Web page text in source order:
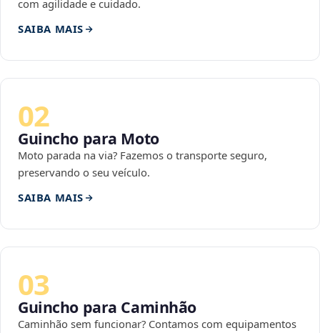
com agilidade e cuidado.
SAIBA MAIS
02
Guincho para Moto
Moto parada na via? Fazemos o transporte seguro,
preservando o seu veículo.
SAIBA MAIS
03
Guincho para Caminhão
Caminhão sem funcionar? Contamos com equipamentos